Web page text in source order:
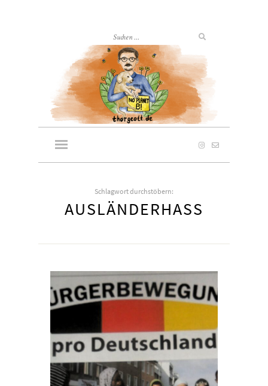
Schlagwort durchstöbern:
AUSLÄNDERHASS